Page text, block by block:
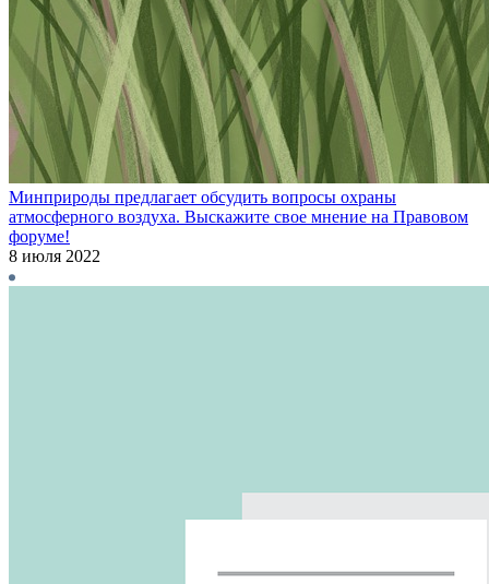
Минприроды предлагает обсудить вопросы охраны
атмосферного воздуха. Выскажите свое мнение на Правовом
форуме!
8 июля 2022